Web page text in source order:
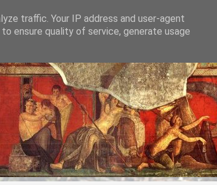
traffic. Your IP address and user-agent
ensure quality of service, generate usage